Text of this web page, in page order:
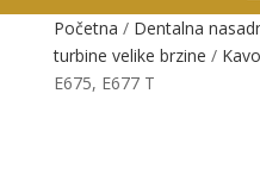
Početna / Dentalna
turbine velike brzine / Kavo
E675, E677 T